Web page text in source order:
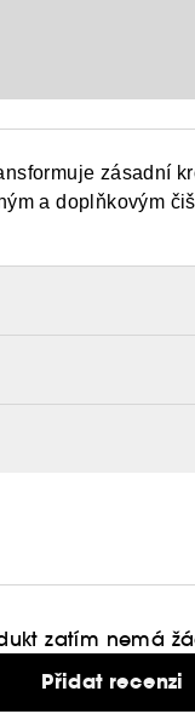
zásadní
a doplňkovým
z gelové textury
zatím nemá
Přidat recenzi